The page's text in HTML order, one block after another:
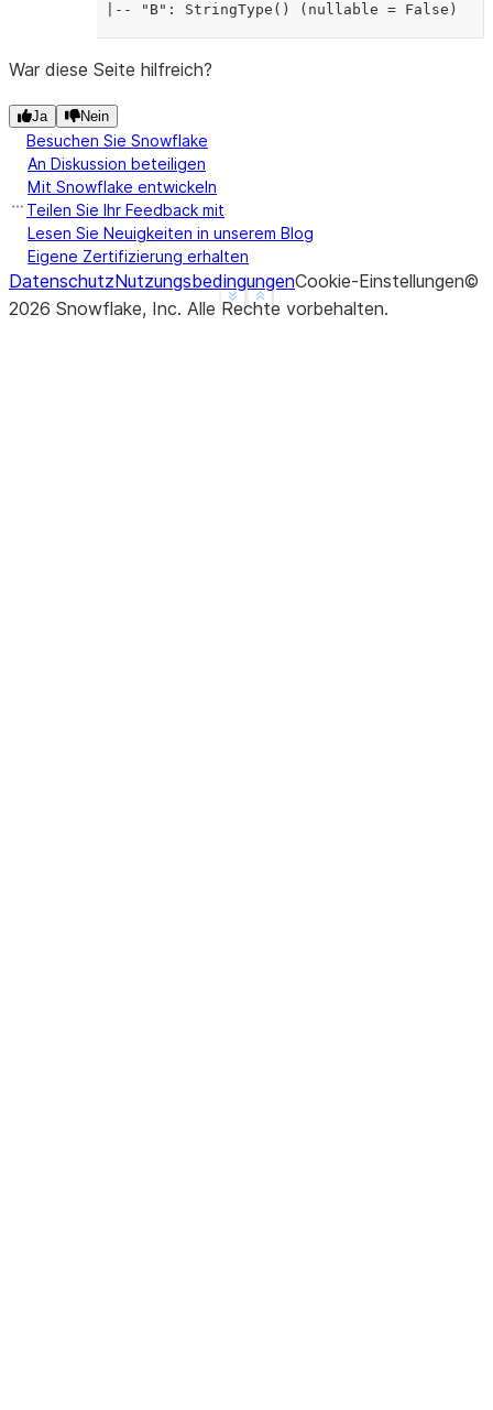
|-- "B": StringType() (nullable = False)
Show less
See more
War diese Seite hilfreich?
Ja Nein
Besuchen Sie Snowflake
An Diskussion beteiligen
Mit Snowflake entwickeln
Teilen Sie Ihr Feedback mit
Lesen Sie Neuigkeiten in unserem Blog
Eigene Zertifizierung erhalten
DatenschutzNutzungsbedingungenCookie-Einstellungen©
2026 Snowflake, Inc. Alle Rechte vorbehalten.